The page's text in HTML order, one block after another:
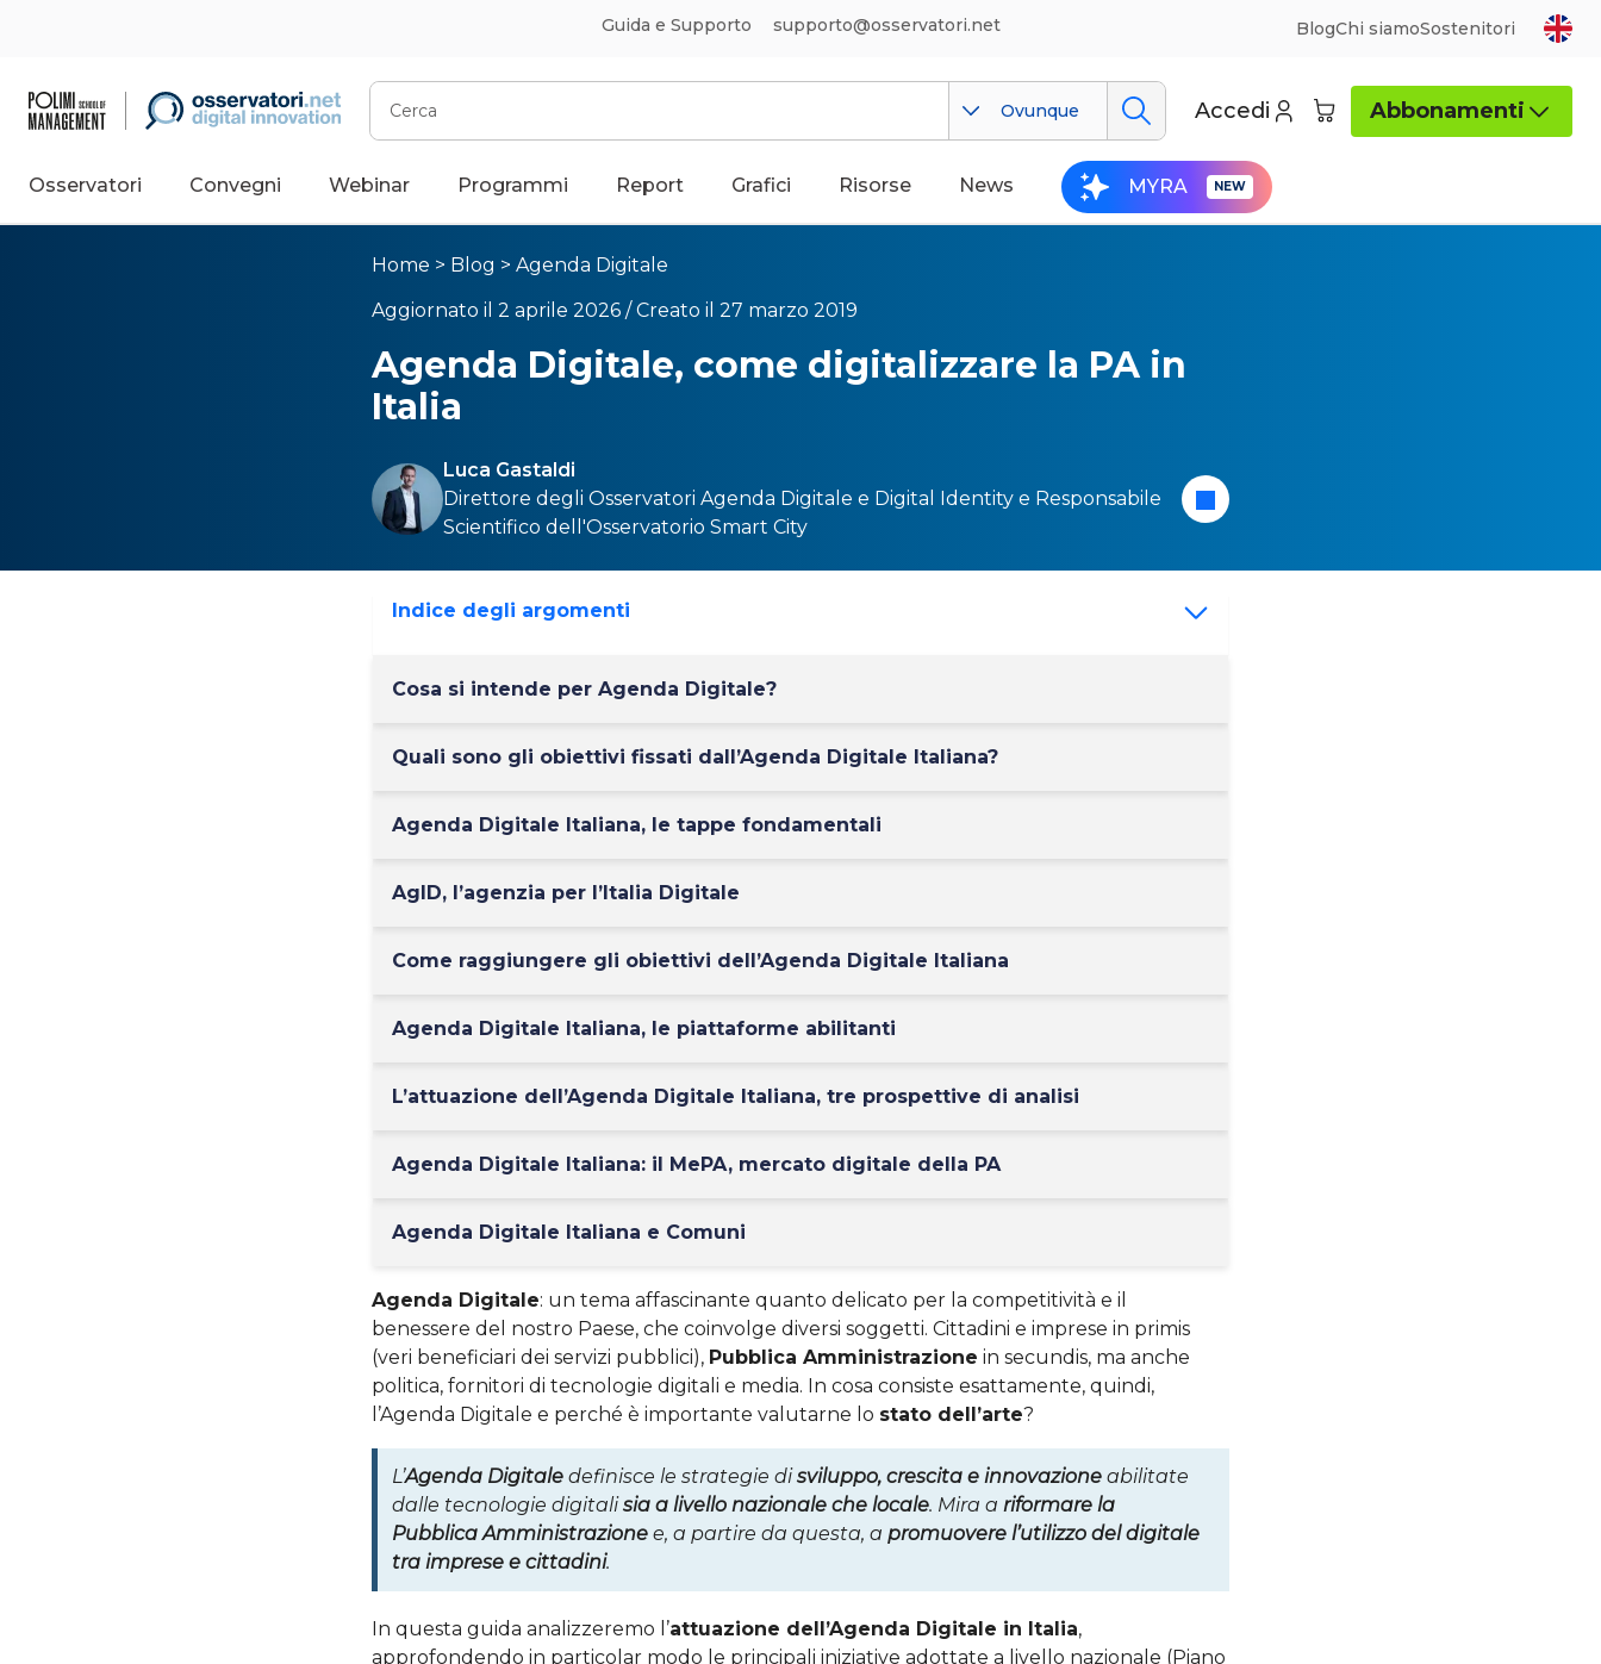
Guida e Supporto supporto@osservatori.net BlogChi siamoSostenitori
Cerca
Ovunque Accedi Abbonamenti
Osservatori Convegni Webinar Programmi Report Grafici Risorse News MYRA
Home > Blog > Agenda Digitale
Aggiornato il 2 aprile 2026 / Creato il 27 marzo 2019
Agenda Digitale, come digitalizzare la PA in
Italia
Luca Gastaldi
Direttore degli Osservatori Agenda Digital e e Digital Identity e Responsabile
Scientifico dell'Osservatorio Smart City
Indice degli argomenti
Cosa si intende per Agenda Digitale?
Quali sono gli obiettivi fissati dall’Agenda Digitale Italiana?
Agenda Digitale Italiana, le tappe fondamentali
AgID, l’agenzia per l’Italia Digitale
Come raggiungere gli obiettivi dell’Agenda Digitale Italiana
Agenda Digitale Italiana, le piattaforme abilitanti
L’attuazione dell’Agenda Digitale Italiana, tre prospettive di analisi
Agenda Digitale Italiana: il MePA, mercato digitale della PA
Agenda Digitale Italiana e Comuni
Agenda Digitale: un tema affascinante quanto delicato per la competitività e il
benessere del nostro Paese, che coinvolge diversi soggetti. Cittadini e imprese in primis
(veri beneficiari dei servizi pubblici), Pubblica Amministrazione in secundis, ma anche
politica, fornitori di tecnologie digitali e media. In cosa consiste esattamente, quindi,
l’Agenda Digitale e perché è importante valutarne lo stato dell’arte?
L’Agenda Digitale definisce le strategie disviluppo, crescita e innovazione abilitate
dalle tecnologie digitalisia a livello nazionale che locale. Mira a riformare la
Pubblica Amministrazione e, a partire da questa, a promuovere l’utilizzo del digitale
tra imprese e cittadini.
In questa guida analizzeremo l’attuazione dell’Agenda Digitale in Italia,
approfondendo in particolar modo le principali iniziative adottate a livello nazionale (Piano